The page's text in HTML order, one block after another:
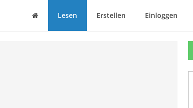
Haus Lesen Erstellen Einloggen